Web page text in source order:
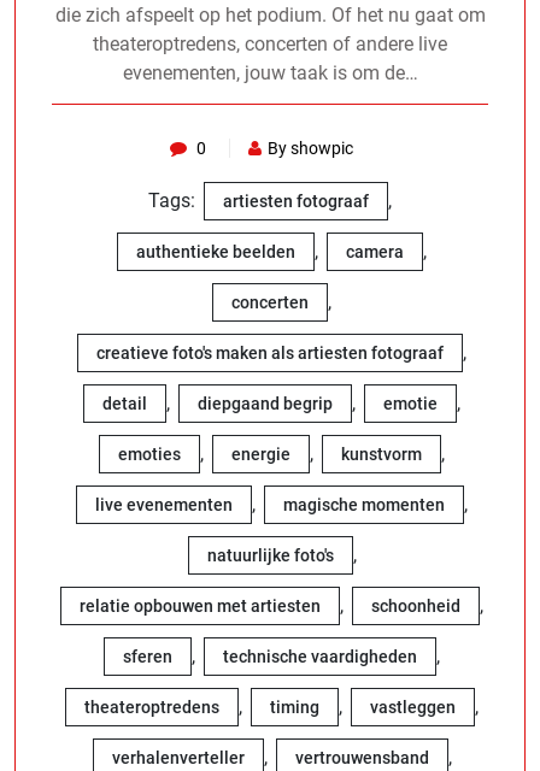
die zich afspeelt op het podium. Of het nu gaat om
theateroptredens, concerten of andere live
evenementen, jouw taak is om de…
0 By showpic
Tags: artiesten fotograaf ,
authentieke beelden , camera ,
concerten ,
creatieve foto's maken als artiesten fotograaf ,
detail , diepgaand begrip , emotie ,
emoties , energie , kunstvorm ,
live evenementen , magische momenten ,
natuurlijke foto's ,
relatie opbouwen met artiesten , schoonheid ,
sferen , technische vaardigheden ,
theateroptredens , timing , vastleggen ,
verhalenverteller , vertrouwensband ,